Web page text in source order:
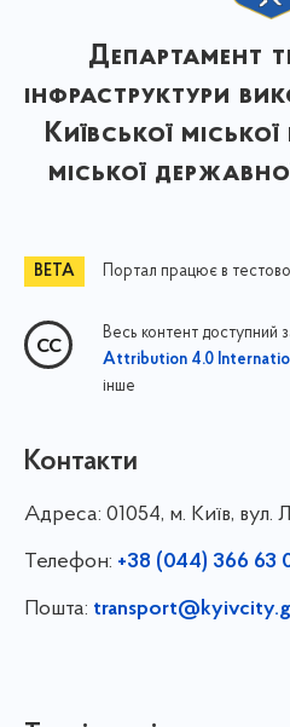
Департамент
інфраструктури
Київської
міської
Портал працює в
Весь контент доступний
Attribution 4.0
інше
Контакти
Адреса: 01054, м. Київ, вул.
Телефон: +38 (044) 366 63
Пошта: